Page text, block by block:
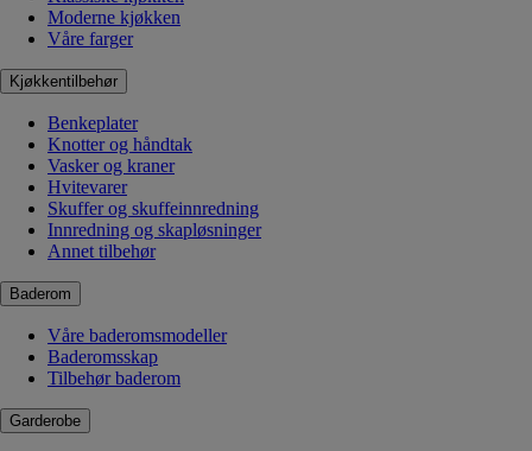
Moderne kjøkken
Våre farger
Kjøkkentilbehør
Benkeplater
Knotter og håndtak
Vasker og kraner
Hvitevarer
Skuffer og skuffeinnredning
Innredning og skapløsninger
Annet tilbehør
Baderom
Våre baderomsmodeller
Baderomsskap
Tilbehør baderom
Garderobe